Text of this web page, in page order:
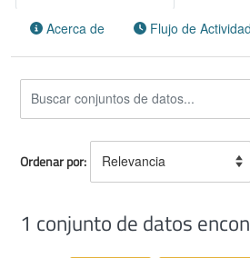
Acerca de Flujo de Actividad
Ordenar por
1 conjunto de datos